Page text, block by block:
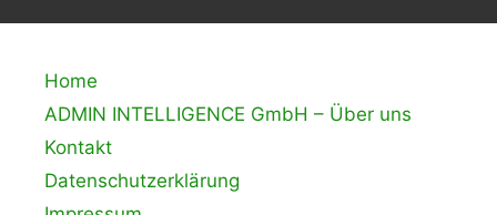
Home
ADMIN INTELLIGENCE GmbH – Über uns
Kontakt
Datenschutzerklärung